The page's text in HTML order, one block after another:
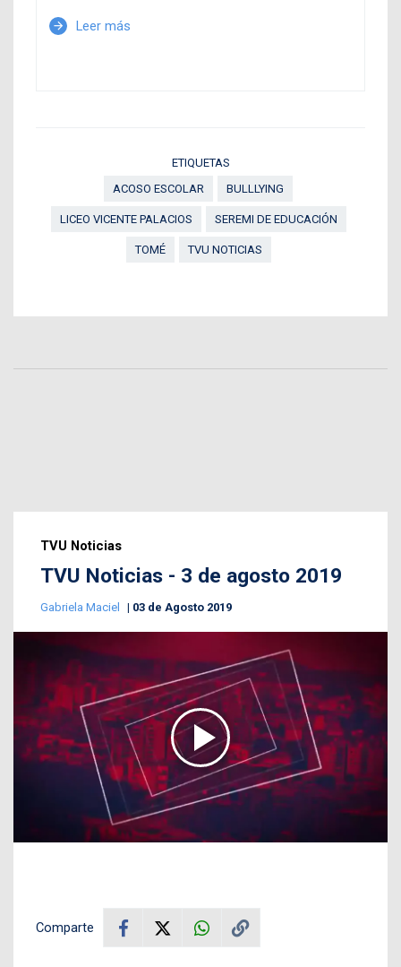
arrow_forward Leer más
ETIQUETAS
ACOSO ESCOLAR
BULLLYING
LICEO VICENTE PALACIOS SEREMI DE EDUCACIÓN
TOMÉ TVU NOTICIAS
TVU Noticias
TVU Noticias - 3 de agosto 2019
Gabriela Maciel 03 de Agosto 2019
Comparte